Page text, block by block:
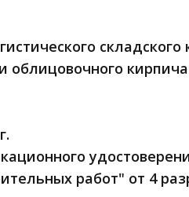
облицовочного кирпича
работ" от 4